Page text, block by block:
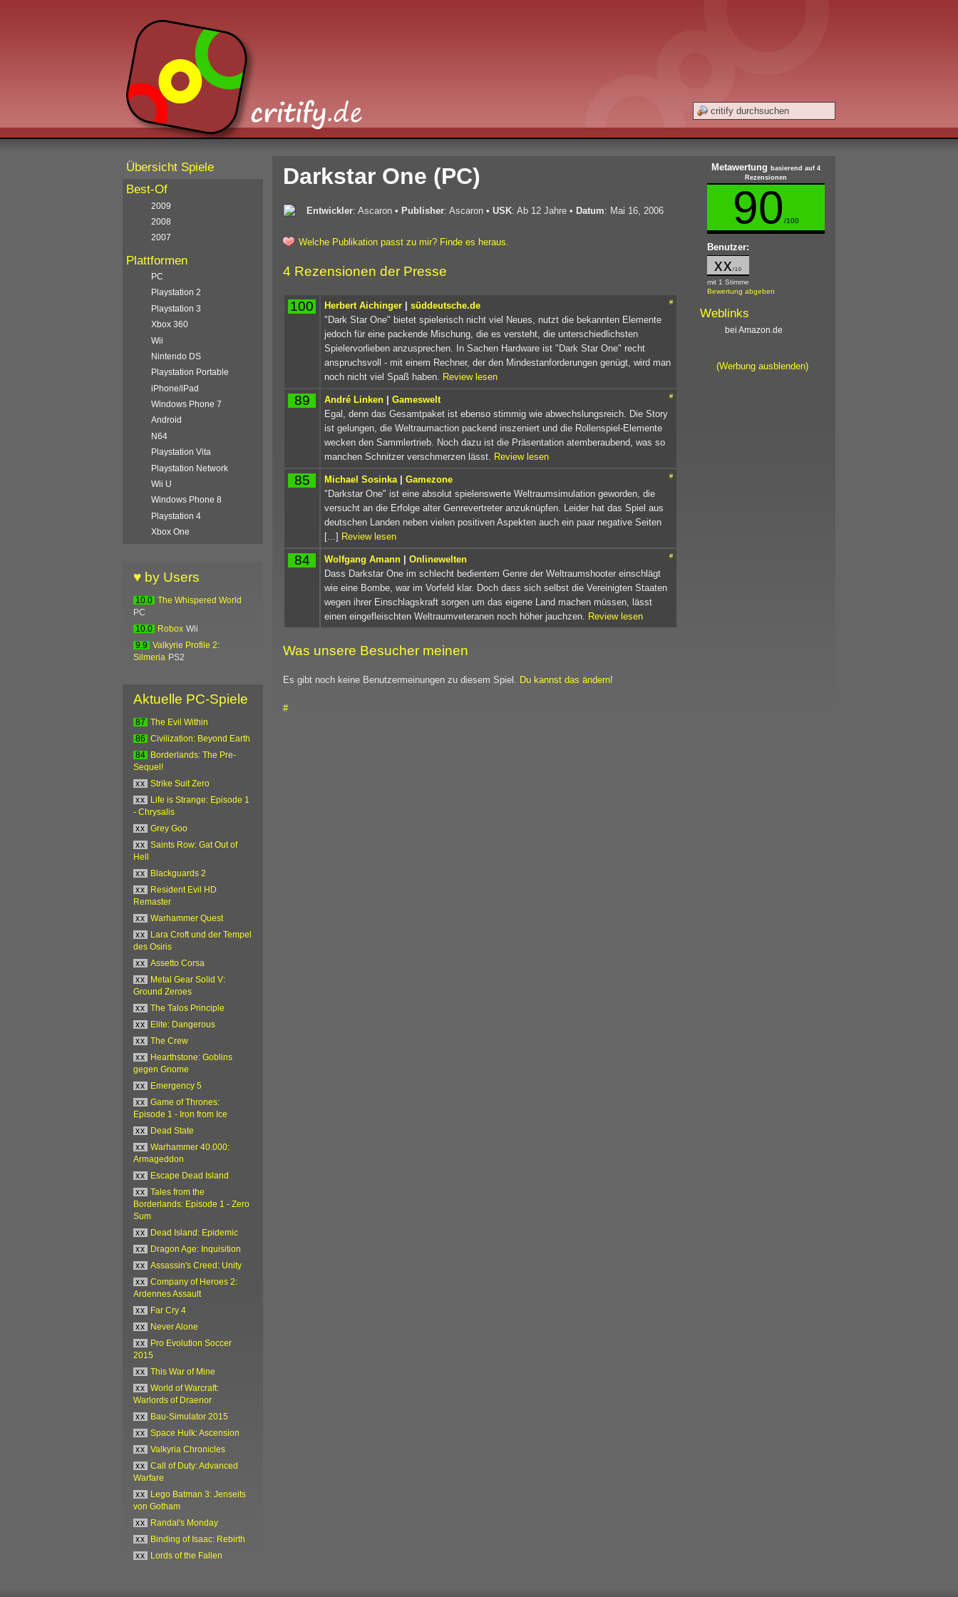
Darkstar One (PC)
Entwickler: Ascaron • Publisher: Ascaron • USK: Ab 12 Jahre • Datum: Mai 16, 2006
Welche Publikation passt zu mir? Finde es heraus.
4 Rezensionen der Presse
100 #
Herbert Aichinger | süddeutsche.de
"Dark Star One" bietet spielerisch nicht viel Neues, nutzt die bekannten Elemente
jedoch für eine packende Mischung, die es versteht, die unterschiedlichsten
Spielervorlieben anzusprechen. In Sachen Hardware ist "Dark Star One" recht
anspruchsvoll - mit einem Rechner, der den Mindestanforderungen genügt, wird man
noch nicht viel Spaß haben. Review lesen
89 #
André Linken | Gameswelt
Egal, denn das Gesamtpaket ist ebenso stimmig wie abwechslungsreich. Die Story
ist gelungen, die Weltraumaction packend inszeniert und die Rollenspiel-Elemente
wecken den Sammlertrieb. Noch dazu ist die Präsentation atemberaubend, was so
manchen Schnitzer verschmerzen lässt. Review lesen
85 #
Michael Sosinka | Gamezone
"Darkstar One" ist eine absolut spielenswerte Weltraumsimulation geworden, die
versucht an die Erfolge alter Genrevertreter anzuknüpfen. Leider hat das Spiel aus
deutschen Landen neben vielen positiven Aspekten auch ein paar negative Seiten
[...] Review lesen
84 #
Wolfgang Amann | Onlinewelten
Dass Darkstar One im schlecht bedientem Genre der Weltraumshooter einschlägt
wie eine Bombe, war im Vorfeld klar. Doch dass sich selbst die Vereinigten Staaten
wegen ihrer Einschlagskraft sorgen um das eigene Land machen müssen, lässt
einen eingefleischten Weltraumveteranen noch höher jauchzen. Review lesen
Was unsere Besucher meinen
Es gibt noch keine Benutzermeinungen zu diesem Spiel. Du kannst das ändern!
Metawertung
basierend auf 4
Rezensionen
90 /100
Benutzer:
xx /10
mit 1 Stimme
Bewertung abgeben
Weblinks
bei Amazon.de
(Werbung ausblenden)
#
Übersicht Spiele
Best-Of
2009
2008
2007
Plattformen
PC
Playstation 2
Playstation 3
Xbox 360
Wii
Nintendo DS
Playstation Portable
iPhone/iPad
Windows Phone 7
Android
N64
Playstation Vita
Playstation Network
Wii U
Windows Phone 8
Playstation 4
Xbox One
♥ by Users
10.0 The Whispered World
PC
10.0
Robox Wii
9.9
Valkyrie Profile 2:
Silmeria PS2
Aktuelle PC-Spiele
87
The Evil Within
86
Civilization: Beyond Earth
84
Borderlands: The Pre-
Sequel!
xx
Strike Suit Zero
xx
Life is Strange: Episode 1
- Chrysalis
xx
Grey Goo
xx
Saints Row: Gat Out of
Hell
xx
Blackguards 2
xx
Resident Evil HD
Remaster
xx
Warhammer Quest
xx
Lara Croft und der Tempel
des Osiris
xx
Assetto Corsa
xx
Metal Gear Solid V:
Ground Zeroes
xx
The Talos Principle
xx
Elite: Dangerous
xx
The Crew
xx
Hearthstone: Goblins
gegen Gnome
xx
Emergency 5
xx
Game of Thrones:
Episode 1 - Iron from Ice
xx
Dead State
xx
Warhammer 40.000:
Armageddon
xx
Escape Dead Island
xx
Tales from the
Borderlands: Episode 1 - Zero
Sum
xx
Dead Island: Epidemic
xx
Dragon Age: Inquisition
xx
Assassin's Creed: Unity
xx
Company of Heroes 2:
Ardennes Assault
xx
Far Cry 4
xx
Never Alone
xx
Pro Evolution Soccer
2015
xx
This War of Mine
xx
World of Warcraft:
Warlords of Draenor
xx
Bau-Simulator 2015
xx
Space Hulk: Ascension
xx
Valkyria Chronicles
xx
Call of Duty: Advanced
Warfare
xx
Lego Batman 3: Jenseits
von Gotham
xx
Randal's Monday
xx
Binding of Isaac: Rebirth
xx
Lords of the Fallen